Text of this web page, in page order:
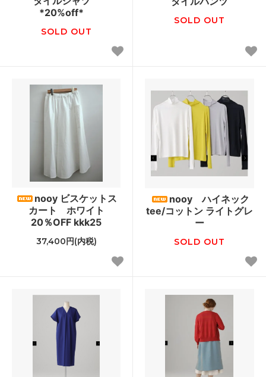
*20%off*
SOLD OUT
SOLD OUT
nooy ビスケットス
カート ホワイト
20％OFF kkk25
37,400円(内税)
nooy ハイネック
tee/コットン ライトグレ
ー
SOLD OUT